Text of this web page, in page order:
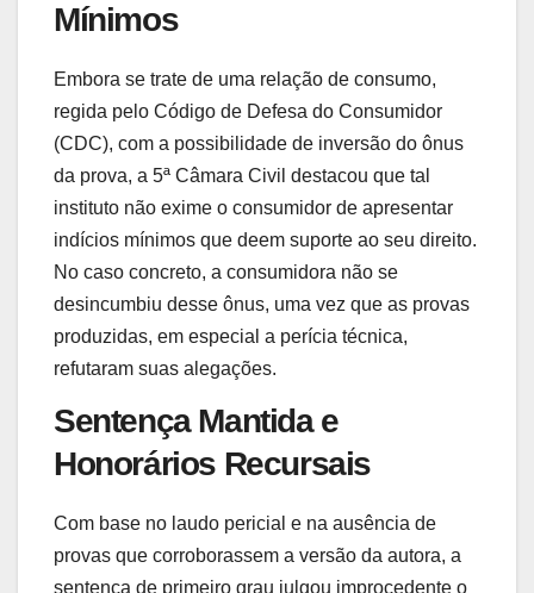
Mínimos
Embora se trate de uma relação de consumo,
regida pelo Código de Defesa do Consumidor
(CDC), com a possibilidade de inversão do ônus
da prova, a 5ª Câmara Civil destacou que tal
instituto não exime o consumidor de apresentar
indícios mínimos que deem suporte ao seu direito.
No caso concreto, a consumidora não se
desincumbiu desse ônus, uma vez que as provas
produzidas, em especial a perícia técnica,
refutaram suas alegações.
Sentença Mantida e
Honorários Recursais
Com base no laudo pericial e na ausência de
provas que corroborassem a versão da autora, a
sentença de primeiro grau julgou improcedente o